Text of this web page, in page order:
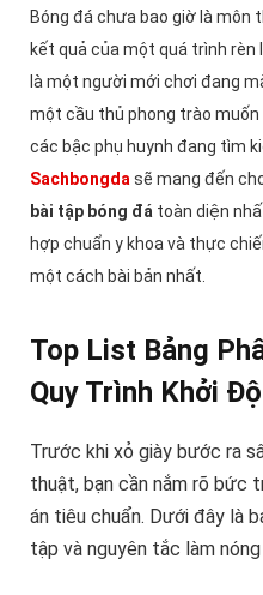
Bóng đá chưa bao giờ là môn
kết quả của một quá trình rèn
là một người mới chơi đang
một cầu thủ phong trào
các bậc phụ huynh đang tìm
Sachbongda sẽ mang đến
bài tập bóng đá toàn diện
hợp chuẩn y khoa và thực
một cách bài bản nhất.
Top List Bảng
Quy Trình Khởi
Trước khi xỏ giày bước ra
thuật, bạn cần nắm rõ bức
án tiêu chuẩn. Dưới đây là
tập và nguyên tắc làm